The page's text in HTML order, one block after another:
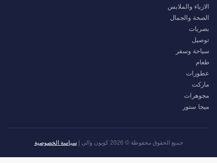
الازياء والملابس
الصحة والجمال
بصريات
توصيل
سياحة وسفر
طعام
عطورات
ماركت
مجوهرات
ميجا ستور
جميع الحقوق محفوظة © 2026 كوبون والي | سياسة الخصوصية